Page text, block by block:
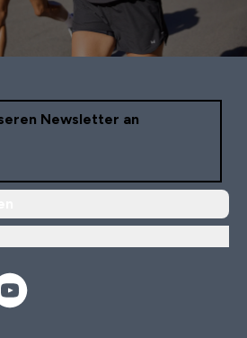
Newsletter an